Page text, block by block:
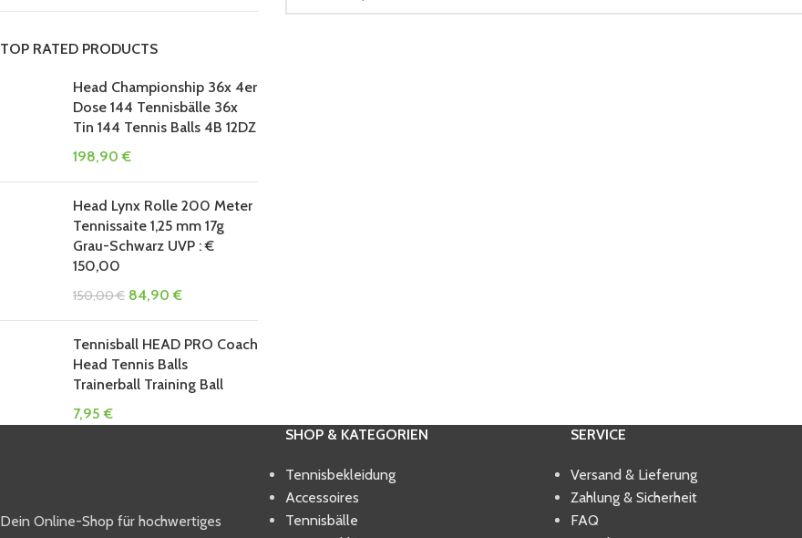
TOP RATED PRODUCTS
Head Championship 36x 4er
Dose 144 Tennisbälle 36x
Tin 144 Tennis Balls 4B 12DZ
198,90€
Head Lynx Rolle 200 Meter
Tennissaite 1,25 mm 17g
Grau-Schwarz UVP : €
150,00
150,00€ 84,90€
Tennisball HEAD PRO Coach
Head Tennis Balls
Trainerball Training Ball
7,95€
Dein Online-Shop für hochwertiges
SHOP & KATEGORIEN
Tennisbekleidung
Accessoires
Tennisbälle
SERVICE
Versand & Lieferung
Zahlung & Sicherheit
FAQ